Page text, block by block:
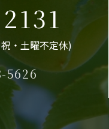
・土曜不定休)